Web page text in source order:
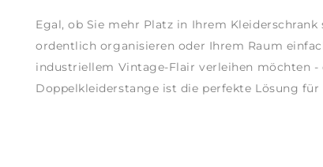
Egal, ob Sie mehr Platz in Ihrem Kleiderschrank
ordentlich organisieren oder Ihrem Raum
industriellem Vintage-Flair verleihen möchten -
Doppelkleiderstange ist die perfekte Lösung für